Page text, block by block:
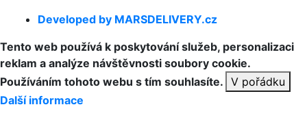
Developed by MARSDELIVERY.cz
Tento web používá k poskytování služeb, personalizaci
reklam a analýze návštěvnosti soubory cookie.
Používáním tohoto webu s tím souhlasíte. V pořádku
Další informace